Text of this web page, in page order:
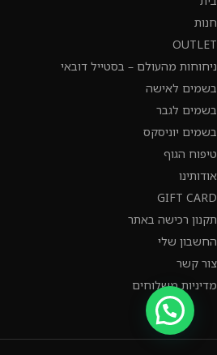
חנות
OUTLET
ניחוחות מהעולם – בסטייל דובאי
בשמים לאישה
בשמים לגבר
בשמים יוניסקס
טיפוח הגוף
אודותינו
GIFT CARD
תקנון רכישה באתר
החשבון שלי
צור קשר
מדיניות משלוחים